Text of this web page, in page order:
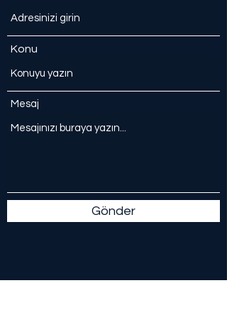
Konu
Mesaj
Gönder